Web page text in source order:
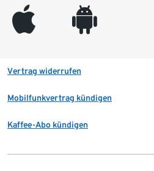
appleinc android
Vertrag widerrufen
Mobilfunkvertrag kündigen
Kaffee-Abo kündigen